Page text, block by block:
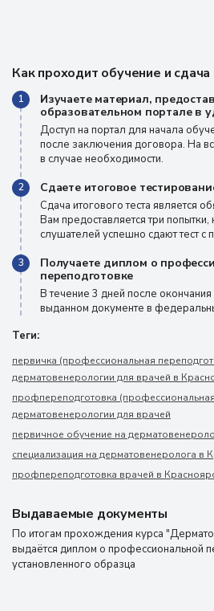
Как проходит обучение и сдача
1
Изучаете материал,
образовательном портале в
Доступ на портал для начала
после заключения договора. На
в случае необходимости.
2 Сдаете итоговое
Сдача итогового теста является
Вам предоставляется три
слушателей успешно сдают тест с
3
Получаете диплом о
переподготовке
В течение 3 дней после
выданном документе в
Теги:
первичка (профессиональная
дерматовенерологии для врачей в
профпереподготовка
дерматовенерологии для врачей
первичное обучение на
специализация на дерматовенеролога в
профпереподготовка врачей в
Выдаваемые документы
По итогам прохождения курса
выдаётся диплом о профессиональной
установленного образца